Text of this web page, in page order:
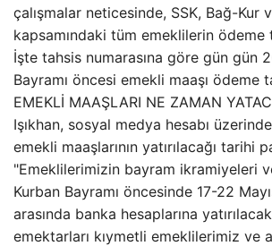
çalışmalar neticesinde, SSK, Bağ-Kur
kapsamındaki tüm emeklilerin
İşte tahsis numarasına göre gün gün
Bayramı öncesi emekli maaşı ödeme
EMEKLİ MAAŞLARI NE ZAMAN
Işıkhan, sosyal medya hesabı
emekli maaşlarının yatırılacağı tarihi
"Emeklilerimizin bayram ikramiyeleri
Kurban Bayramı öncesinde 17-22
arasında banka hesaplarına
emektarları kıymetli emeklilerimiz ve